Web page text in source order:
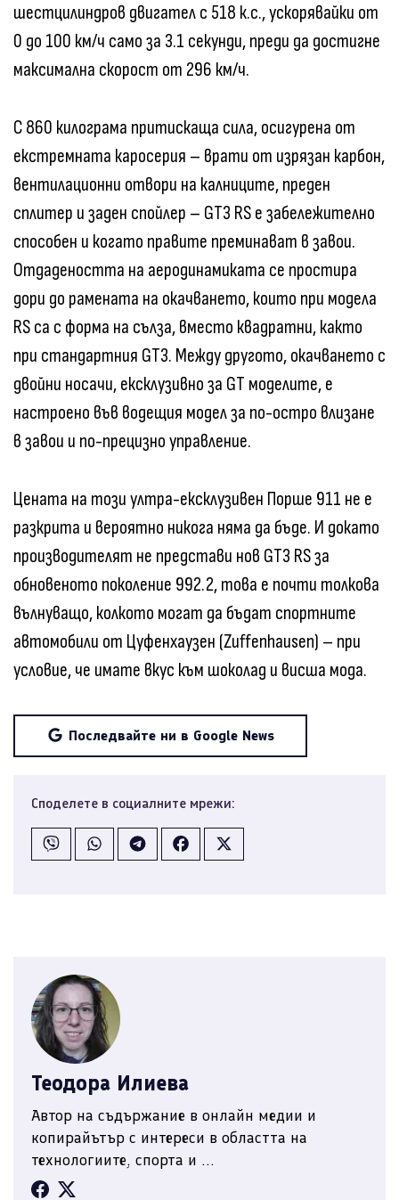
шестцилиндров двигател с 518 к.с., ускорявайки от
0 до 100 км/ч само за 3.1 секунди, преди да достигне
максимална скорост от 296 км/ч.
С 860 килограма притискаща сила, осигурена от
екстремната каросерия – врати от изрязан карбон,
вентилационни отвори на калниците, преден
сплитер и заден спойлер – GT3 RS е забележително
способен и когато правите преминават в завои.
Отдадеността на аеродинамиката се простира
дори до рамената на окачването, които при модела
RS са с форма на сълза, вместо квадратни, както
при стандартния GT3. Между другото, окачването с
двойни носачи, ексклузивно за GT моделите, е
настроено във водещия модел за по-остро влизане
в завои и по-прецизно управление.
Цената на този ултра-ексклузивен Порше 911 не е
разкрита и вероятно никога няма да бъде. И докато
производителят не представи нов GT3 RS за
обновеното поколение 992.2, това е почти толкова
вълнуващо, колкото могат да бъдат спортните
автомобили от Цуфенхаузен (Zuffenhausen) – при
условие, че имате вкус към шоколад и висша мода.
Последвайте ни в Google News
Споделете в социалните мрежи:
Теодора Илиева
Автор на съдържание в онлайн медии и
копирайътър с интереси в областта на
технологиите, спорта и ...